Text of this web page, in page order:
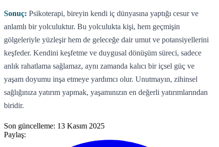
Sonuç: Psikoterapi, bireyin kendi iç dünyasına yaptığı cesur ve
anlamlı bir yolculuktur. Bu yolculukta kişi, hem geçmişin
gölgeleriyle yüzleşir hem de geleceğe dair umut ve potansiyellerini
keşfeder. Kendini keşfetme ve duygusal dönüşüm süreci, sadece
anlık rahatlama sağlamaz, aynı zamanda kalıcı bir içsel güç ve
yaşam doyumu inşa etmeye yardımcı olur. Unutmayın, zihinsel
sağlığınıza yatırım yapmak, yaşamınızın en değerli yatırımlarından
biridir.
Son güncelleme: 13 Kasım 2025
Paylaş: